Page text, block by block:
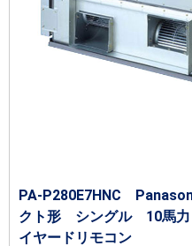
PA-P280E7HNC
クト形 シングル 10馬
イヤードリモコン